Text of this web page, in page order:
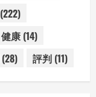
(222)
健康 (14)
(28) 評判 (11)